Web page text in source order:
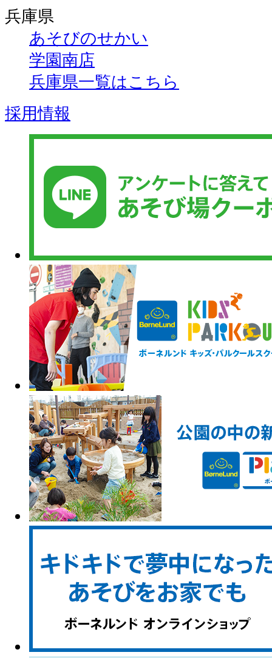
兵庫県
あそびのせかい
学園南店
兵庫県一覧はこちら
採用情報